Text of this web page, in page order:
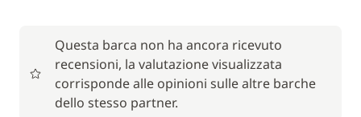
Questa barca non ha ancora ricevuto
recensioni, la valutazione visualizzata
corrisponde alle opinioni sulle altre barche
dello stesso partner.